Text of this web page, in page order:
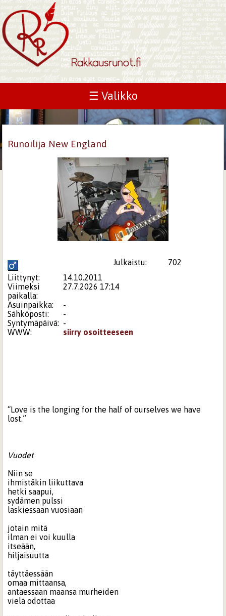
☰ Valikko
Runoilija New England
Julkaistu:
702
Liittynyt:
14.10.2011
Viimeksi
paikalla:
27.7.2026 17:14
Asuinpaikka:
-
Sähköposti:
-
Syntymäpäivä: -
WWW:
siirry osoitteeseen
“Love is the longing for the half of ourselves we have
lost.”
Vuodet
Niin se
ihmistäkin liikuttava
hetki saapui,
sydämen pulssi
laskiessaan vuosiaan
jotain mitä
ilman ei voi kuulla
itseään,
hiljaisuutta
täyttäessään
omaa mittaansa,
antaessaan maansa murheiden
vielä odottaa